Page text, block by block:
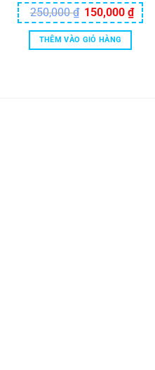
250,000₫ Giá
gốc
là:
250,000 ₫.
150,000₫Giá
hiện
THÊM VÀO GIỎ HÀNG